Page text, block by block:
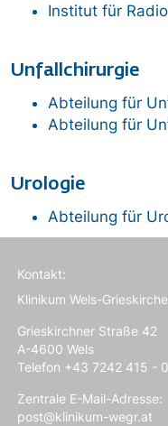
Institut für
Unfallchirurgie
Abteilung für
Abteilung für
Urologie
Abteilung für
Kontakt:
Klinikum Wels-
Grieskirchner Straße 42
A-4600 Wels
Telefon +43 7242 415 - 0
Zentrale E-Mail-Adresse:
post@klinikum-wegr.at